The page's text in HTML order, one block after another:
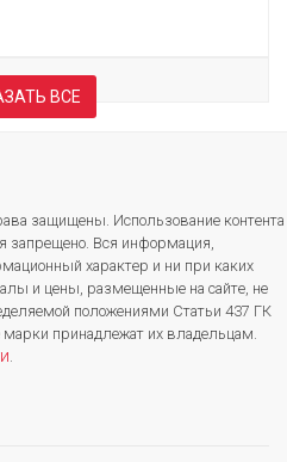
ВСЕ
защищены. Использование контента
запрещено. Вся информация,
характер и ни при каких
и цены, размещенные на сайте, не
положениями Статьи 437 ГК
принадлежат их владельцам.
.